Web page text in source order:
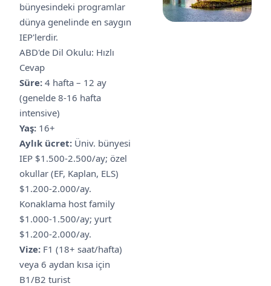
bünyesindeki programlar
dünya genelinde en saygın
IEP'lerdir.
ABD'de Dil Okulu: Hızlı
Cevap
Süre: 4 hafta – 12 ay
(genelde 8-16 hafta
intensive)
Yaş: 16+
Aylık ücret: Üniv. bünyesi
IEP $1.500-2.500/ay; özel
okullar (EF, Kaplan, ELS)
$1.200-2.000/ay.
Konaklama host family
$1.000-1.500/ay; yurt
$1.200-2.000/ay.
Vize: F1 (18+ saat/hafta)
veya 6 aydan kısa için
B1/B2 turist